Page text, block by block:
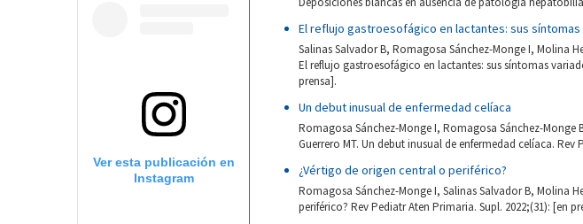
Ver esta publicación en
Instagram
El reflujo gastroesofágico en lactantes: sus
Salinas Salvador B, Romagosa Sánchez-Monge I, Molina
El reflujo gastroesofágico en lactantes: sus síntomas
prensa].
Un debut inusual de enfermedad celíaca
Romagosa Sánchez-Monge I, Romagosa Sánchez-Monge
Guerrero MT. Un debut inusual de enfermedad celíaca. Rev
¿Vértigo de origen central o periférico?
Romagosa Sánchez-Monge I, Salinas Salvador B, Molina
periférico? Rev Pediatr Aten Primaria. Supl. 2022;(31): [en